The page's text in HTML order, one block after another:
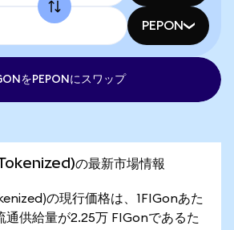
PEPON
をPEPONにスワップ
の最新市場情報
の現行価格は、1FIGonあた
通供給量が2.25万 FIGonであるた